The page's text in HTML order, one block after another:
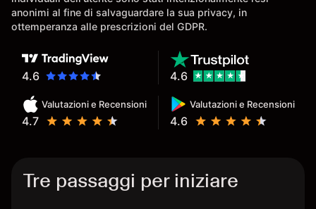
anonimi al fine di salvaguardare la sua privacy, in
ottemperanza alle prescrizioni del GDPR.
4.6
Valutazioni e Recensioni
4.7
Valutazioni e Recensioni
4.6
4.6
Tre passaggi per iniziare